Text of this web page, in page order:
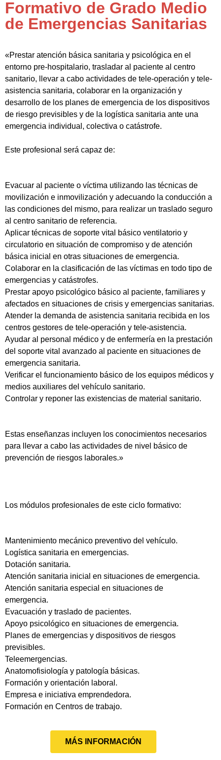
Formativo de Grado Medio
de Emergencias Sanitarias
«Prestar atención básica sanitaria y psicológica en el
entorno pre-hospitalario, trasladar al paciente al centro
sanitario, llevar a cabo actividades de tele-operación y tele-
asistencia sanitaria, colaborar en la organización y
desarrollo de los planes de emergencia de los dispositivos
de riesgo previsibles y de la logística sanitaria ante una
emergencia individual, colectiva o catástrofe.
Este profesional será capaz de:
Evacuar al paciente o víctima utilizando las técnicas de
movilización e inmovilización y adecuando la conducción a
las condiciones del mismo, para realizar un traslado seguro
al centro sanitario de referencia.
Aplicar técnicas de soporte vital básico ventilatorio y
circulatorio en situación de compromiso y de atención
básica inicial en otras situaciones de emergencia.
Colaborar en la clasificación de las víctimas en todo tipo de
emergencias y catástrofes.
Prestar apoyo psicológico básico al paciente, familiares y
afectados en situaciones de crisis y emergencias sanitarias.
Atender la demanda de asistencia sanitaria recibida en los
centros gestores de tele-operación y tele-asistencia.
Ayudar al personal médico y de enfermería en la prestación
del soporte vital avanzado al paciente en situaciones de
emergencia sanitaria.
Verificar el funcionamiento básico de los equipos médicos y
medios auxiliares del vehículo sanitario.
Controlar y reponer las existencias de material sanitario.
Estas enseñanzas incluyen los conocimientos necesarios
para llevar a cabo las actividades de nivel básico de
prevención de riesgos laborales.»
Los módulos profesionales de este ciclo formativo:
Mantenimiento mecánico preventivo del vehículo.
Logística sanitaria en emergencias.
Dotación sanitaria.
Atención sanitaria inicial en situaciones de emergencia.
Atención sanitaria especial en situaciones de
emergencia.
Evacuación y traslado de pacientes.
Apoyo psicológico en situaciones de emergencia.
Planes de emergencias y dispositivos de riesgos
previsibles.
Teleemergencias.
Anatomofisiología y patología básicas.
Formación y orientación laboral.
Empresa e iniciativa emprendedora.
Formación en Centros de trabajo.
MÁS INFORMACIÓN